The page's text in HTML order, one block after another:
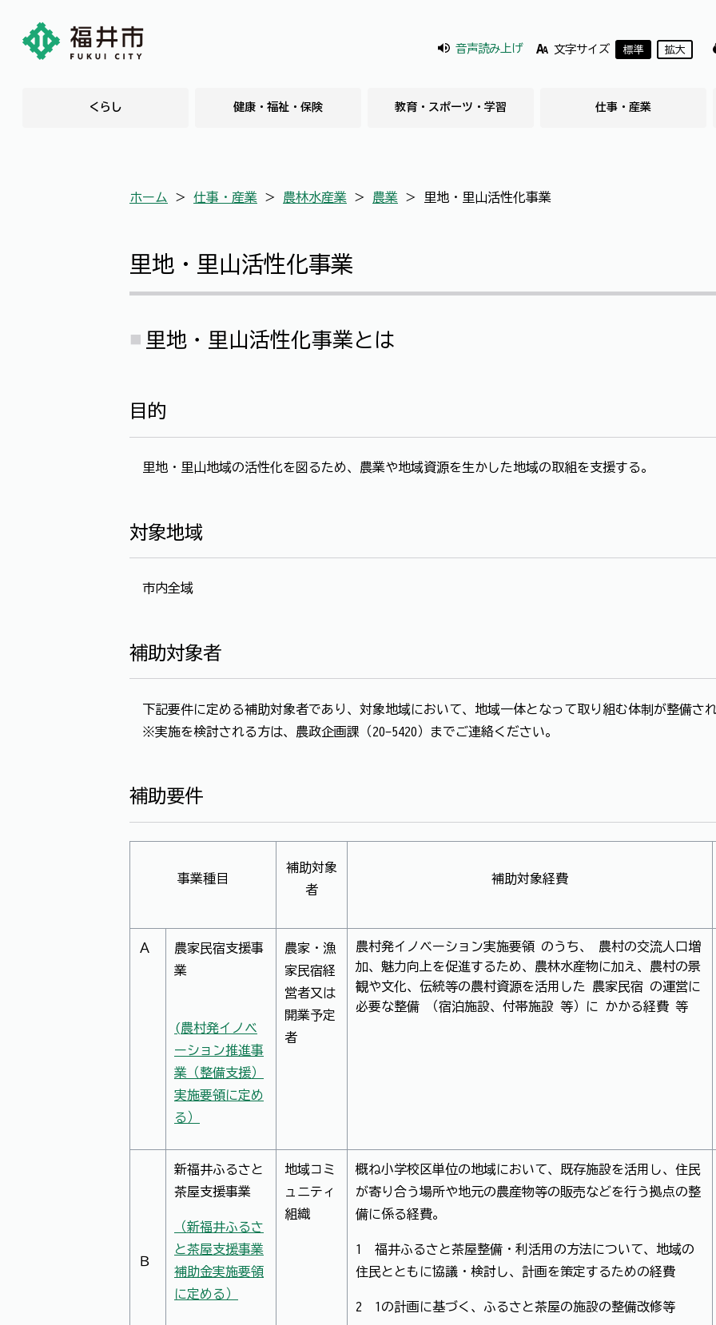
音声読み上げ 文字サイズ 標準 拡大
くらし 健康・福祉・保険 教育・スポーツ・学習 仕事・産業
ホーム ＞ 仕事・産業 ＞ 農林水産業 ＞ 農業 ＞ 里地・里山活性化事業
里地・里山活性化事業
里地・里山活性化事業とは
目的
里地・里山地域の活性化を図るため、農業や地域資源を生かした地域の取組を支援する。
対象地域
市内全域
補助対象者
下記要件に定める補助対象者であり、対象地域において、地域一体となって取り組む体制が整備さ
※実施を検討される方は、農政企画課（20-5420）までご連絡ください。
補助要件
事業種目
補助対象
者
補助対象経費
Ａ
農家民宿支援事
業
(農村発イノベ
ーション推進事
業（整備支援）
実施要領に定め
る）
農家・漁
家民宿経
営者又は
開業予定
者
農村発イノベーション実施要領 のうち、 農村の交流人口増
加、魅力向上を促進するため、農林水産物に加え、農村の景
観や文化、伝統等の農村資源を活用した 農家民宿 の運営に
必要な整備 （宿泊施設、付帯施設 等）に かかる経費 等
Ｂ
新福井ふるさと
茶屋支援事業
（新福井ふるさ
と茶屋支援事業
補助金実施要領
に定める）
地域コミ
ュニティ
組織
概ね小学校区単位の地域において、既存施設を活用し、住民
が寄り合う場所や地元の農産物等の販売などを行う拠点の整
備に係る経費。
1 福井ふるさと茶屋整備・利活用の方法について、地域の
住民とともに協議・検討し、計画を策定するための経費
2 1の計画に基づく、ふるさと茶屋の施設の整備改修等